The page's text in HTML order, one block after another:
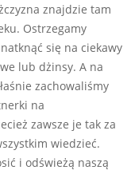
znajdzie tam
Ostrzegamy
się na ciekawy
lub dżinsy. A na
zachowaliśmy
na
zawsze je tak za
wiedzieć.
i odświeżą naszą